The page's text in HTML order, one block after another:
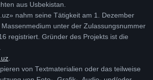
aus Usbekistan.
nahm seine Tätigkeit am 1. Dezember
unter der Zulassungsnummer
registriert. Gründer des Projekts ist die
von Textmaterialien oder das teilweise